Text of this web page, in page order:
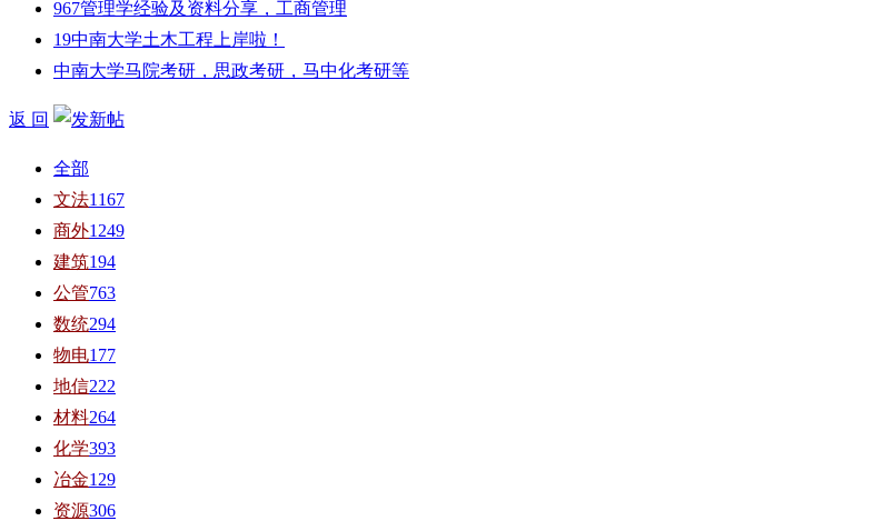
967管理学经验及资料分享，工商管理
19中南大学土木工程上岸啦！
中南大学马院考研，思政考研，马中化考研等
返 回
全部
文法1167
商外1249
建筑194
公管763
数统294
物电177
地信222
材料264
化学393
冶金129
资源306